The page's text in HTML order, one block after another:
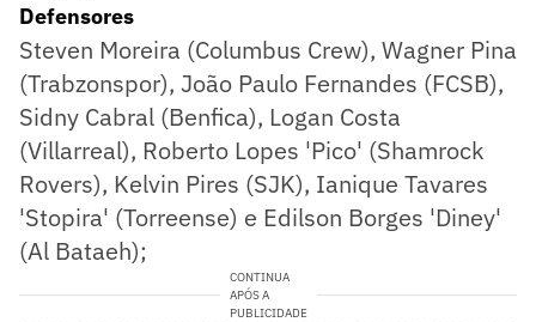
Defensores
Steven Moreira (Columbus Crew), Wagner Pina
(Trabzonspor), João Paulo Fernandes (FCSB),
Sidny Cabral (Benfica), Logan Costa
(Villarreal), Roberto Lopes 'Pico' (Shamrock
Rovers), Kelvin Pires (SJK), Ianique Tavares
'Stopira' (Torreense) e Edilson Borges 'Diney'
(Al Bataeh);
CONTINUA
APÓS A
PUBLICIDADE